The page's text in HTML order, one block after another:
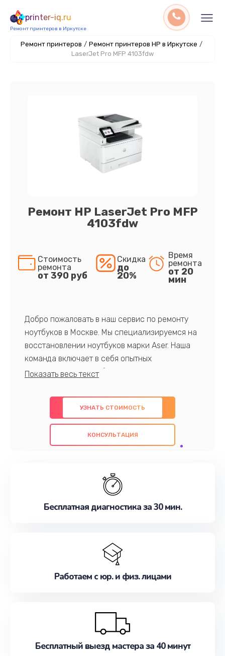
printer-iq.ru
Ремонт принтеров в Иркутске
Ремонт принтеров / Ремонт принтеров HP в Иркутске /
LaserJet Pro MFP 4103fdw
Ремонт HP LaserJet Pro MFP
4103fdw
Стоимость
ремонта
от 390 руб
Скидка
до
20%
Время
ремонта
от 20
мин
Добро пожаловать в наш сервис по ремонту
ноутбуков в Москве. Мы специализируемся на
восстановлении ноутбуков марки Aser. Наша
команда включает в себя опытных
профессионалов с обширными знаниями и
предлагаем быстрый и качественный ремонт с
использованием оригинальных компонентов, а
также гарантируем качество всех
проведенных работ. Наша цель - предоставить
наилучшим образом. Не медлите записаться на
УЗНАТЬ СТОИМОСТЬ
КОНСУЛЬТАЦИЯ
Бесплатная диагностика за 30 мин.
Работаем с юр. и физ. лицами
Бесплатный выезд мастера за 40 минут